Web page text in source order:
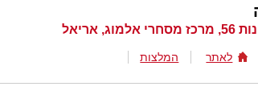
אריאל
לאתר המלצות